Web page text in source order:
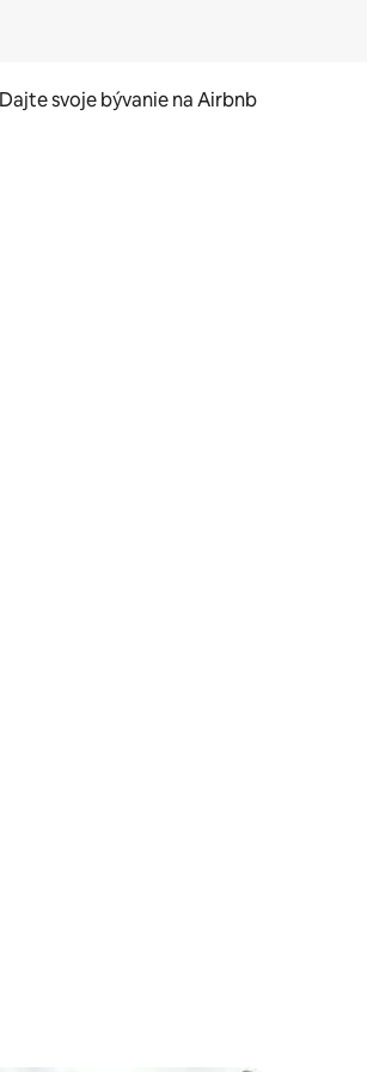
Dajte svoje bývanie na Airbnb
gest či potiahnutia prstom.